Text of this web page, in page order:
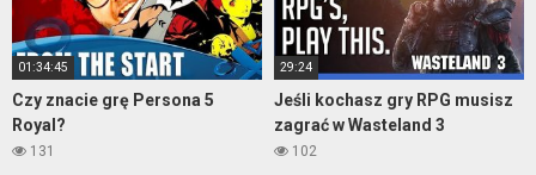
01:34:45
Czy znacie grę Persona 5
Royal?
131
29:24
Jeśli kochasz gry RPG musisz
zagrać w Wasteland 3
102